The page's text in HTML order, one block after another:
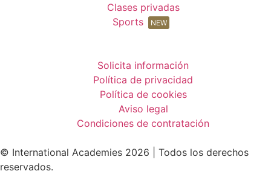
Clases privadas
Sports
NEW
Solicita información
Política de privacidad
Política de cookies
Aviso legal
Condiciones de contratación
© International Academies 2026 | Todos los derechos
reservados.